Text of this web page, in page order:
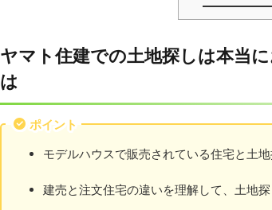
ヤマト住建での土地探しは本当
は
ポイント
モデルハウスで販売されている住宅と土
建売と注文住宅の違いを理解して、土地